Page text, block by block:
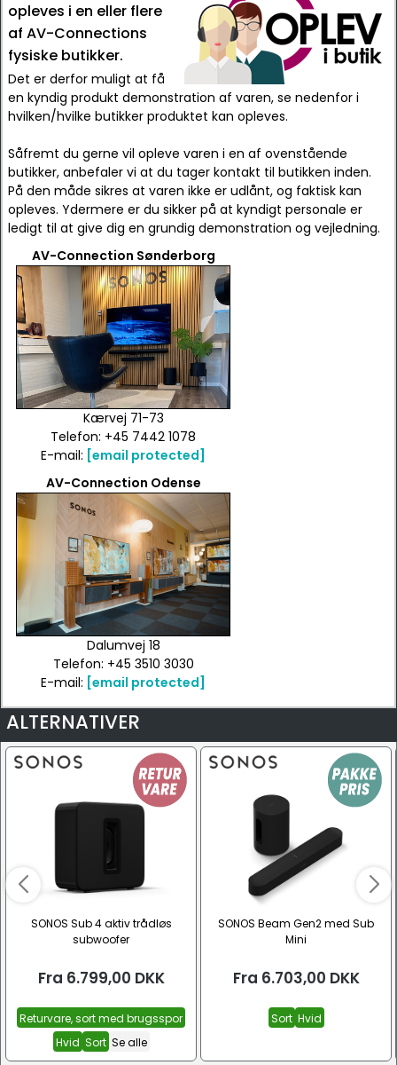
opleves i en eller flere
af AV-Connections
fysiske butikker.
Det er derfor muligt at få
en kyndig produkt demonstration af varen, se nedenfor i
hvilken/hvilke butikker produktet kan opleves.
Såfremt du gerne vil opleve varen i en af ovenstående
butikker, anbefaler vi at du tager kontakt til butikken inden.
På den måde sikres at varen ikke er udlånt, og faktisk kan
opleves. Ydermere er du sikker på at kyndigt personale er
ledigt til at give dig en grundig demonstration og vejledning.
AV-Connection Sønderborg
Kærvej 71-73
Telefon: +45 7442 1078
E-mail: [email protected]
AV-Connection Odense
Dalumvej 18
Telefon: +45 3510 3030
E-mail: [email protected]
ALTERNATIVER
SONOS Sub 4 aktiv trådløs
subwoofer
Fra 6.799,00 DKK
Returvare, sort med brugsspor
Hvid Sort Se alle
SONOS Beam Gen2 med Sub
Mini
Fra 6.703,00 DKK
Sort Hvid